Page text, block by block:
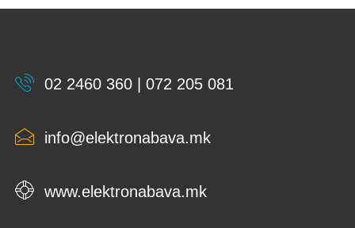
02 2460 360 | 072 205 081
info@elektronabava.mk
www.elektronabava.mk